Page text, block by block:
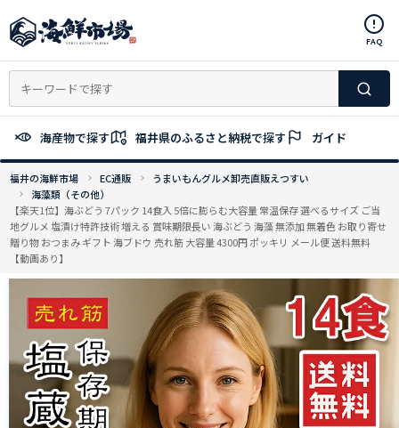
ン
ン
へ
ッ
FAQ
海産物で探す 福井県のふるさと納税で探す ガイド
福井の海鮮市場 EC通販
うまいもんグルメ卸売直販えつすい
海藻類（その他）
【楽天1位】海ぶどう 7パック 14食入 5倍に膨らむ大容量 常温保存 選べるサイズ ご当
地グルメ 塩漬け特許技術 増える 賞味期限長い 海ぶどう 海藻 無添加 無着色 お取り寄せ
贈り物 おつまみ ギフト 海ブドウ 売れ筋 大容量 4300円 ポッキリ メール便 送料無料
【動画あり】